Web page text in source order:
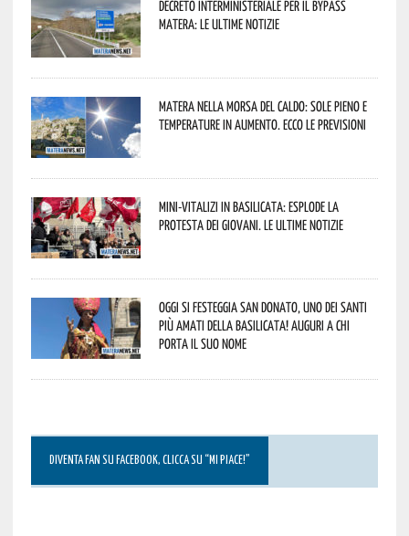
Decreto interministeriale per il Bypass
Matera: le ultime notizie
Matera nella morsa del caldo: sole pieno e
temperature in aumento. Ecco le previsioni
Mini-vitalizi in Basilicata: esplode la
protesta dei giovani. Le ultime notizie
Oggi si festeggia San Donato, uno dei Santi
più amati della Basilicata! Auguri a chi
porta il suo nome
DIVENTA FAN SU FACEBOOK, CLICCA SU “MI PIACE!”